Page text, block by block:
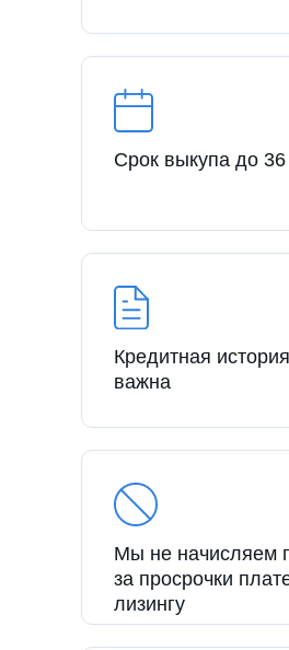
Срок выкупа до
Кредитная
важна
Мы не начисляем
за просрочки
лизингу